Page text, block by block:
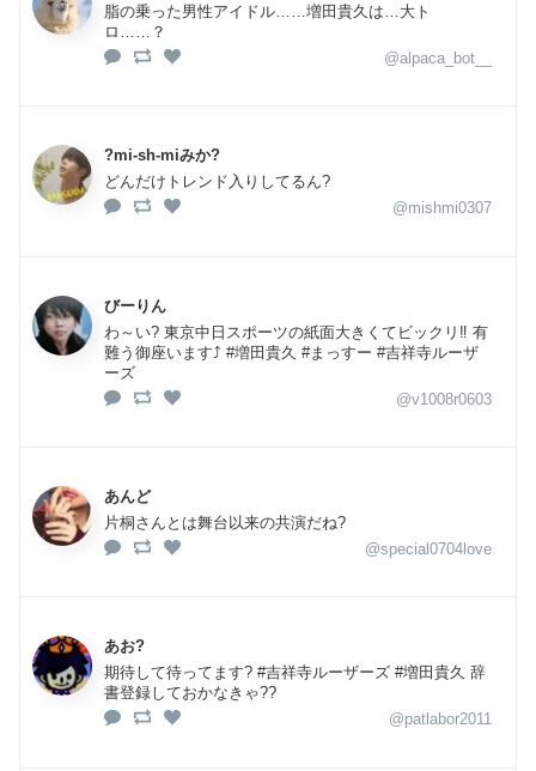
脂の乗った男性アイドル……増田貴久は…大ト
ロ……？
@alpaca_bot__
?mi-sh-miみか?
どんだけトレンド入りしてるん?
@mishmi0307
びーりん
わ～い? 東京中日スポーツの紙面大きくてビックリ‼️ 有
難う御座います⤴️ #増田貴久 #まっすー #吉祥寺ルーザ
ーズ
@v1008r0603
あんど
片桐さんとは舞台以来の共演だね?
@special0704love
あお?
期待して待ってます? #吉祥寺ルーザーズ #増田貴久 辞
書登録しておかなきゃ??
@patlabor2011